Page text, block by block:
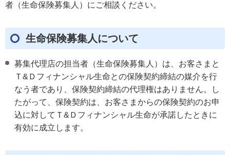
者（生命保険募集人）にご相談ください。
生命保険募集人について
募集代理店の担当者（生命保険募集人）は、お客さまと
Ｔ&Ｄフィナンシャル生命との保険契約締結の媒介を行
なう者であり、保険契約締結の代理権はありません。し
たがって、保険契約は、お客さまからの保険契約のお申
込に対してＴ&Ｄフィナンシャル生命が承諾したときに
有効に成立します。